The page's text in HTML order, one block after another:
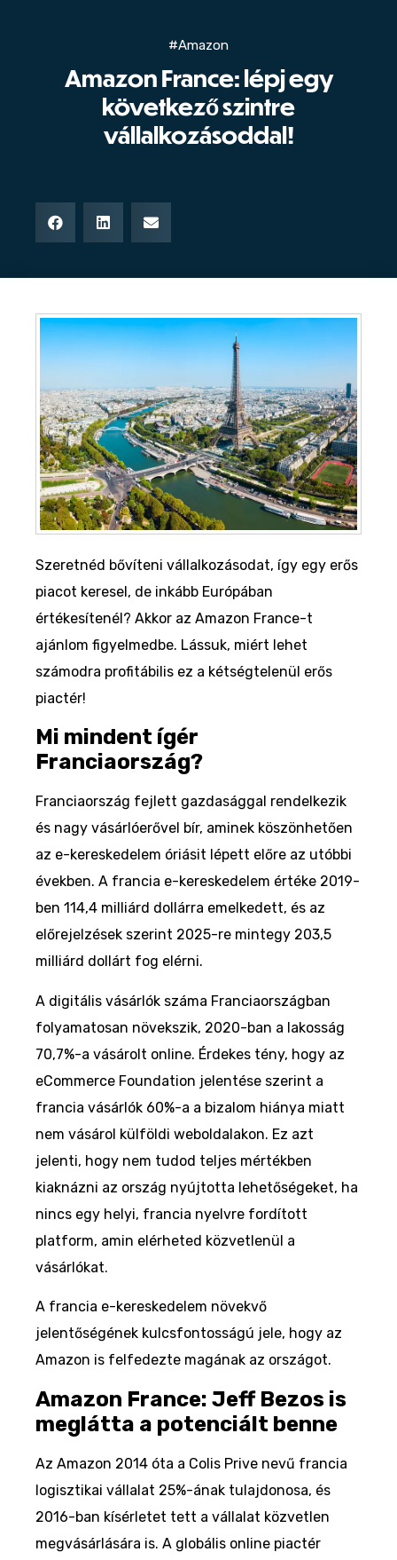
#Amazon
Amazon France: lépj egy
következő szintre
vállalkozásoddal!
Szeretnéd bővíteni vállalkozásodat, így egy erős
piacot keresel, de inkább Európában
értékesítenél? Akkor az Amazon France-t
ajánlom figyelmedbe. Lássuk, miért lehet
számodra profitábilis ez a kétségtelenül erős
piactér!
Mi mindent ígér
Franciaország?
Franciaország fejlett gazdasággal rendelkezik
és nagy vásárlóerővel bír, aminek köszönhetően
az e-kereskedelem óriásit lépett előre az utóbbi
években. A francia e-kereskedelem értéke 2019-
ben 114,4 milliárd dollárra emelkedett, és az
előrejelzések szerint 2025-re mintegy 203,5
milliárd dollárt fog elérni.
A digitális vásárlók száma Franciaországban
folyamatosan növekszik, 2020-ban a lakosság
70,7%-a vásárolt online. Érdekes tény, hogy az
eCommerce Foundation jelentése szerint a
francia vásárlók 60%-a a bizalom hiánya miatt
nem vásárol külföldi weboldalakon. Ez azt
jelenti, hogy nem tudod teljes mértékben
kiaknázni az ország nyújtotta lehetőségeket, ha
nincs egy helyi, francia nyelvre fordított
platform, amin elérheted közvetlenül a
vásárlókat.
A francia e-kereskedelem növekvő
jelentőségének kulcsfontosságú jele, hogy az
Amazon is felfedezte magának az országot.
Amazon France: Jeff Bezos is
meglátta a potenciált benne
Az Amazon 2014 óta a Colis Prive nevű francia
logisztikai vállalat 25%-ának tulajdonosa, és
2016-ban kísérletet tett a vállalat közvetlen
megvásárlására is. A globális online piactér